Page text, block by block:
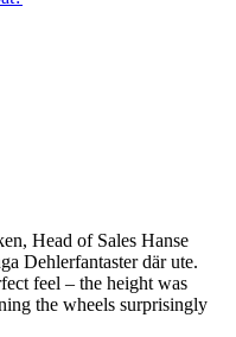
Head of Sales Hanse
Dehlerfantaster där ute.
feel – the height was
the wheels surprisingly